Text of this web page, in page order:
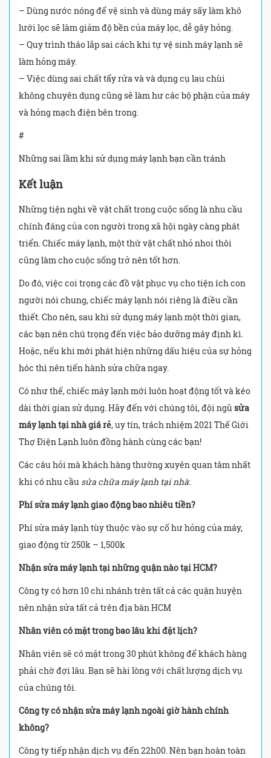
– Dùng nước nóng để vệ sinh và dùng máy sấy làm khô
lưới lọc sẽ làm giảm độ bền của máy lọc, dễ gây hỏng.
– Quy trình tháo lắp sai cách khi tự vệ sinh máy lạnh sẽ
làm hỏng máy.
– Việc dùng sai chất tẩy rửa và và dụng cụ lau chùi
không chuyên dụng cũng sẽ làm hư các bộ phận của máy
và hỏng mạch điện bên trong.
#
Những sai lầm khi sử dụng máy lạnh bạn cần tránh
Kết luận
Những tiện nghi về vật chất trong cuộc sống là nhu cầu
chính đáng của con người trong xã hội ngày càng phát
triển. Chiếc máy lạnh, một thứ vật chất nhỏ nhoi thôi
cũng làm cho cuộc sống trở nên tốt hơn.
Do đó, việc coi trọng các đồ vật phục vụ cho tiện ích con
người nói chung, chiếc máy lạnh nói riêng là điều cần
thiết. Cho nên, sau khi sử dụng máy lạnh một thời gian,
các bạn nên chú trọng đến việc bảo dưỡng máy định kì.
Hoặc, nếu khi mới phát hiện những dấu hiệu của sự hỏng
hóc thì nên tiến hành sửa chữa ngay.
Có như thế, chiếc máy lạnh mới luôn hoạt động tốt và kéo
dài thời gian sử dụng. Hãy đến với chúng tôi, đội ngũ sửa
máy lạnh tại nhà giá rẻ, uy tín, trách nhiệm 2021 Thế Giới
Thợ Điện Lạnh luôn đồng hành cùng các bạn!
Các câu hỏi mà khách hàng thường xuyên quan tâm nhất
khi có nhu cầu sửa chữa máy lạnh tại nhà:
Phí sửa máy lạnh giao động bao nhiêu tiền?
Phí sửa máy lạnh tùy thuộc vào sự cố hư hỏng của máy,
giao động từ 250k – 1,500k
Nhận sửa máy lạnh tại những quận nào tại HCM?
Công ty có hơn 10 chi nhánh trên tất cả các quận huyện
nên nhận sửa tất cả trên địa bàn HCM
Nhân viên có mặt trong bao lâu khi đặt lịch?
Nhân viên sẽ có mặt trong 30 phút không để khách hàng
phải chờ đợi lâu. Bạn sẽ hài lòng với chất lượng dịch vụ
của chúng tôi.
Công ty có nhận sửa máy lạnh ngoài giờ hành chính
không?
Công ty tiếp nhận dịch vụ đến 22h00. Nên bạn hoàn toàn